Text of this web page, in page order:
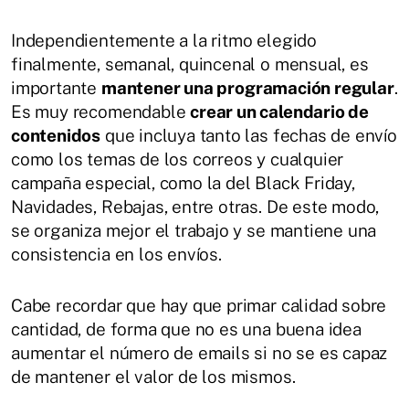
Independientemente a la ritmo elegido
finalmente, semanal, quincenal o mensual, es
importante mantener una programación regular.
Es muy recomendablecrear un calendario de
contenidos que incluya tanto las fechas de envío
como los temas de los correos y cualquier
campaña especial, como la del Black Friday,
Navidades, Rebajas, entre otras. De este modo,
se organiza mejor el trabajo y se mantiene una
consistencia en los envíos.
Cabe recordar que hay que primar calidad sobre
cantidad, de forma que no es una buena idea
aumentar el número de emails si no se es capaz
de mantener el valor de los mismos.